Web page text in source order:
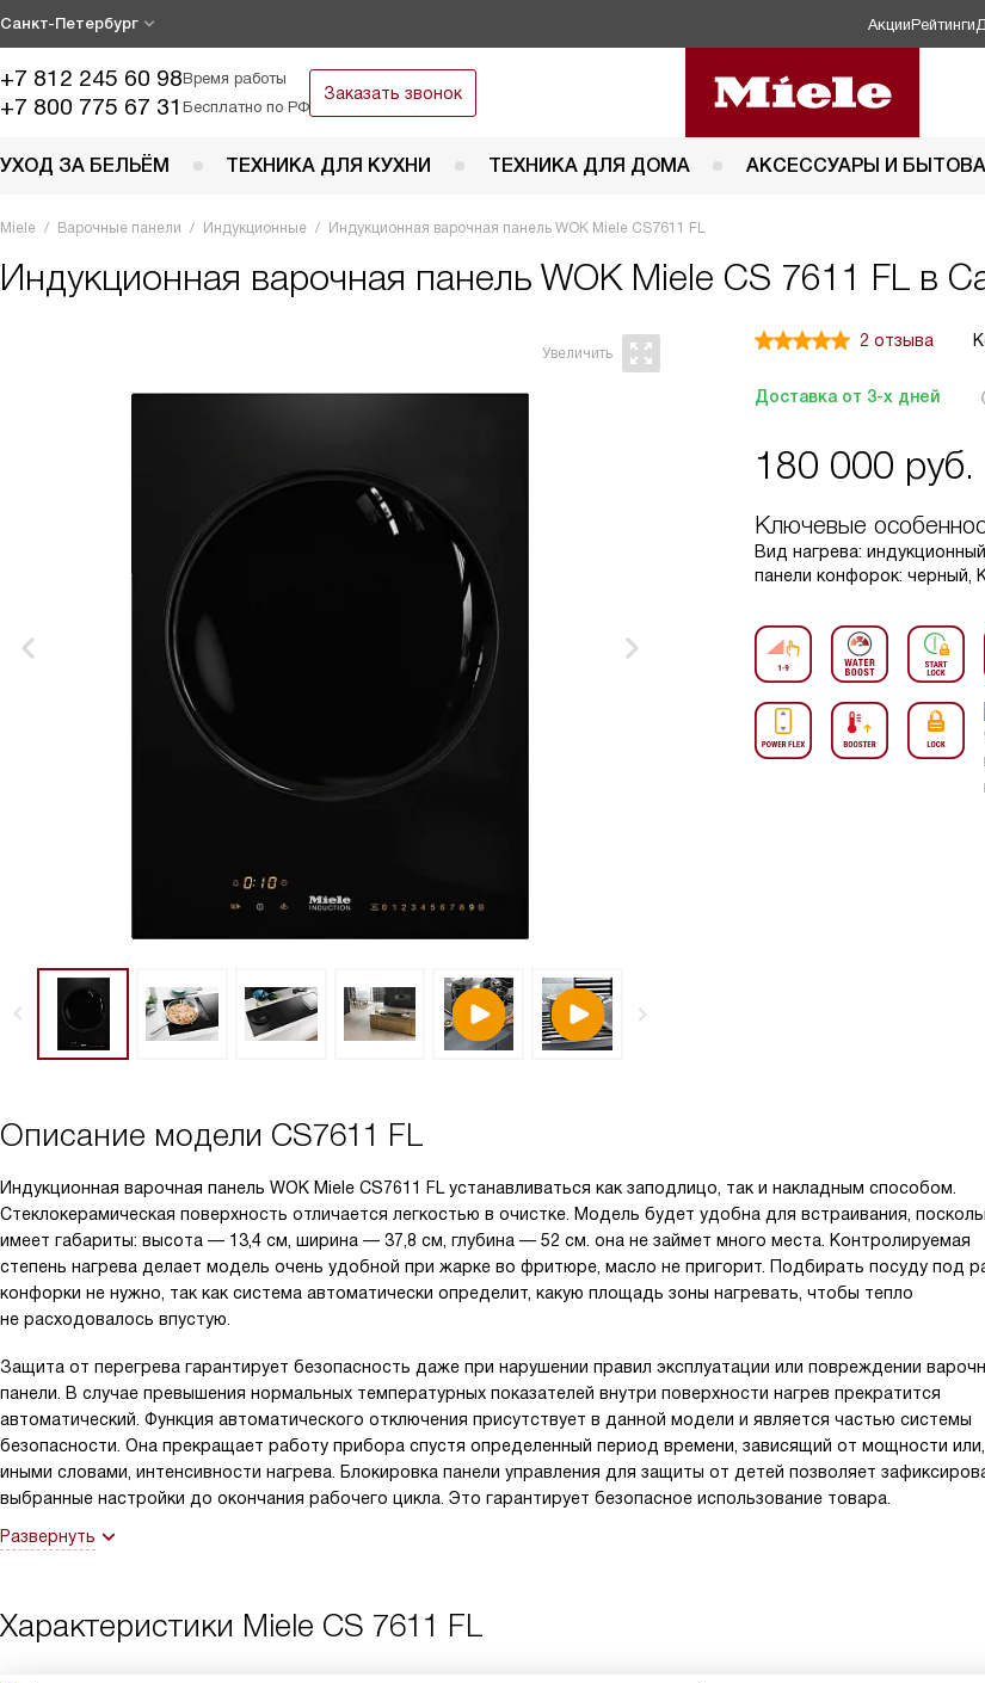
Санкт-Петербург АкцииРейтинги
+7 812 245 60 98Время работы
+7 800 775 67 31 Бесплатно по РФ
Заказать звонок
УХОД ЗА БЕЛЬЁМ ТЕХНИКА ДЛЯ КУХНИ ТЕХНИКА ДЛЯ ДОМА АКСЕССУАРЫ И
Miele Варочные панели Индукционные Индукционная варочная панель WOK Miele CS7611 FL
Индукционная варочная панель WOK Miele CS 7611 FL в
2 отзыва
Доставка от 3-х дней
180 000 руб.
Ключевые
Вид нагрева:
панели конфорок: черный,
Описание модели CS7611 FL
Индукционная варочная панель WOK Miele CS7611 FL устанавливаться как заподлицо, так и накладным способом.
Стеклокерамическая поверхность отличается легкостью в очистке. Модель будет удобна для встраивания,
имеет габариты: высота — 13,4 см, ширина — 37,8 см, глубина — 52 см. она не займет много места. Контролируемая
степень нагрева делает модель очень удобной при жарке во фритюре, масло не пригорит. Подбирать посуду под
конфорки не нужно, так как система автоматически определит, какую площадь зоны нагревать, чтобы тепло
не расходовалось впустую.
Защита от перегрева гарантирует безопасность даже при нарушении правил эксплуатации или повреждении
панели. В случае превышения нормальных температурных показателей внутри поверхности нагрев прекратится
автоматический. Функция автоматического отключения присутствует в данной модели и является частью системы
безопасности. Она прекращает работу прибора спустя определенный период времени, зависящий от мощности или,
иными словами, интенсивности нагрева. Блокировка панели управления для защиты от детей позволяет
выбранные настройки до окончания рабочего цикла. Это гарантирует безопасное использование товара.
Развернуть
Характеристики Miele CS 7611 FL